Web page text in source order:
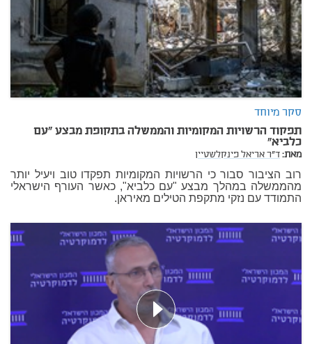
סקר מיוחד
תפקוד הרשויות המקומיות והממשלה בתקופת מבצע "עם
כלביא"
מאת:ד"ר אריאל פינקלשטיין
רוב הציבור סבור כי הרשויות המקומיות תפקדו טוב ויעיל יותר
מהממשלה במהלך מבצע "עם כלביא", כאשר העורף הישראלי
התמודד עם נזקי מתקפת הטילים מאיראן.